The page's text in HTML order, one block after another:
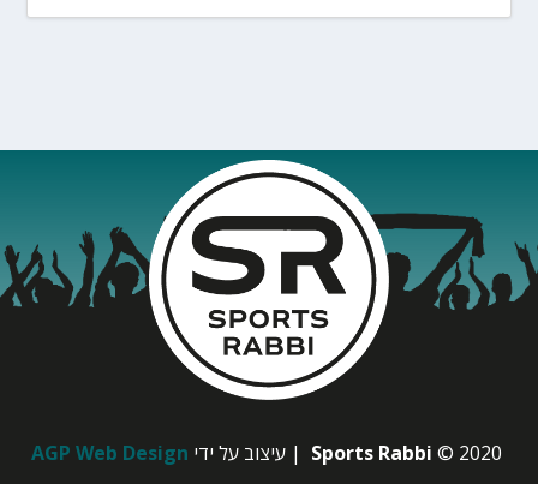
Sports Rabbi © 2020 | עיצוב על ידי AGP Web Design